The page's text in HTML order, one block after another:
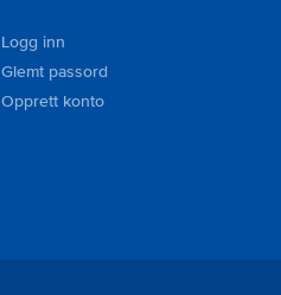
Logg inn
Glemt passord
Opprett konto